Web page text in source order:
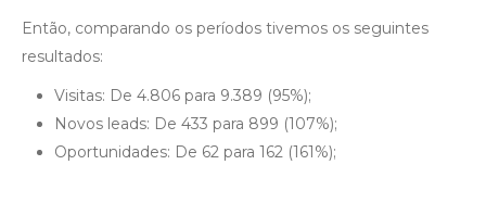
Então, comparando os períodos tivemos os seguintes
resultados:
Visitas: De 4.806 para 9.389 (95%);
Novos leads: De 433 para 899 (107%);
Oportunidades: De 62 para 162 (161%);